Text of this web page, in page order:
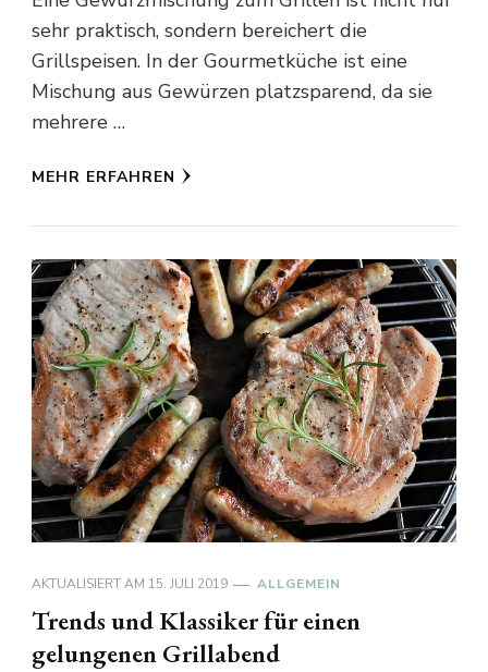
sehr praktisch, sondern bereichert die
Grillspeisen. In der Gourmetküche ist eine
Mischung aus Gewürzen platzsparend, da sie
mehrere …
MEHR ERFAHREN
AKTUALISIERT AM 15. JULI 2019 ALLGEMEIN
Trends und Klassiker für einen
gelungenen Grillabend